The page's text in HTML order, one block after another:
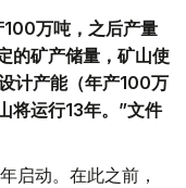
万吨，之后产量
的矿产储量，矿山使
计产能（年产100万
将运行13年。”文件
启动。在此之前，